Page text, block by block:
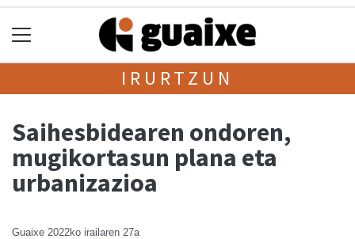
IRURTZUN
Saihesbidearen ondoren,
mugikortasun plana eta
urbanizazioa
Guaixe 2022ko irailaren 27a